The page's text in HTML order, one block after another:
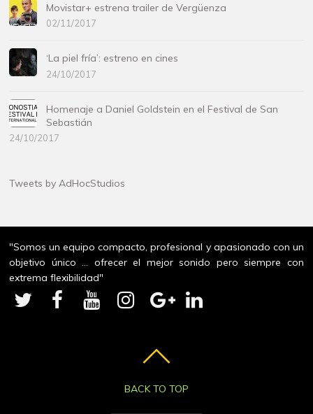
Movistar+ estrena trailer de Vergüenza
02/11/2017
‘La piel fría’: estreno en cines
24/10/2017
Homenaje a Daniel Goldstein en el Festival de San
Sebastián
24/10/2017
Tweets by AdHocStudios
"Somos un equipo compacto, profesional y apasionado con un
objetivo único ... ofrecer el mejor sonido pero siempre con
extrema flexibilidad"
BACK TO TOP